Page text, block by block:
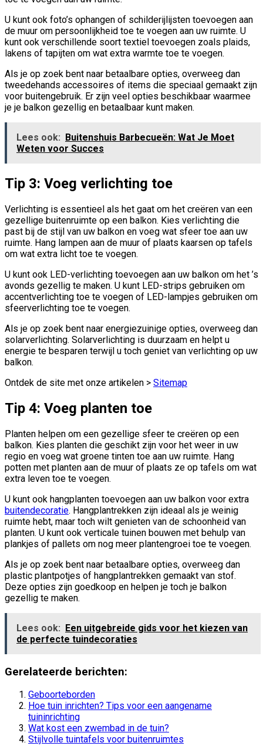
U kunt ook foto’s ophangen of schilderijlijsten toevoegen aan
de muur om persoonlijkheid toe te voegen aan uw ruimte. U
kunt ook verschillende soort textiel toevoegen zoals plaids,
lakens of tapijten om wat extra warmte toe te voegen.
Als je op zoek bent naar betaalbare opties, overweeg dan
tweedehands accessoires of items die speciaal gemaakt zijn
voor buitengebruik. Er zijn veel opties beschikbaar waarmee
je je balkon gezellig en betaalbaar kunt maken.
Lees ook:
Buitenshuis Barbecueën: Wat Je Moet
Weten voor Succes
Tip 3: Voeg verlichting toe
Verlichting is essentieel als het gaat om het creëren van een
gezellige buitenruimte op een balkon. Kies verlichting die
past bij de stijl van uw balkon en voeg wat sfeer toe aan uw
ruimte. Hang lampen aan de muur of plaats kaarsen op tafels
om wat extra licht toe te voegen.
U kunt ook LED-verlichting toevoegen aan uw balkon om het ’s
avonds gezellig te maken. U kunt LED-strips gebruiken om
accentverlichting toe te voegen of LED-lampjes gebruiken om
sfeerverlichting toe te voegen.
Als je op zoek bent naar energiezuinige opties, overweeg dan
solarverlichting. Solarverlichting is duurzaam en helpt u
energie te besparen terwijl u toch geniet van verlichting op uw
balkon.
Ontdek de site met onze artikelen > Sitemap
Tip 4: Voeg planten toe
Planten helpen om een gezellige sfeer te creëren op een
balkon. Kies planten die geschikt zijn voor het weer in uw
regio en voeg wat groene tinten toe aan uw ruimte. Hang
potten met planten aan de muur of plaats ze op tafels om wat
extra leven toe te voegen.
U kunt ook hangplanten toevoegen aan uw balkon voor extra
buitendecoratie. Hangplantrekken zijn ideaal als je weinig
ruimte hebt, maar toch wilt genieten van de schoonheid van
planten. U kunt ook verticale tuinen bouwen met behulp van
plankjes of pallets om nog meer plantengroei toe te voegen.
Als je op zoek bent naar betaalbare opties, overweeg dan
plastic plantpotjes of hangplantrekken gemaakt van stof.
Deze opties zijn goedkoop en helpen je toch je balkon
gezellig te maken.
Lees ook: Een uitgebreide gids voor het kiezen van
de perfecte tuindecoraties
Gerelateerde berichten:
Geboorteborden
Hoe tuin inrichten? Tips voor een aangename
tuininrichting
Wat kost een zwembad in de tuin?
Stijlvolle tuintafels voor buitenruimtes